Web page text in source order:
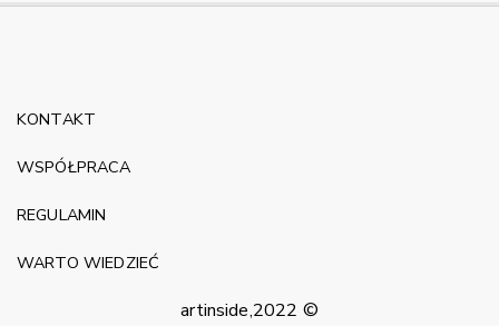
artinside,2022 ©
KONTAKT
WSPÓŁPRACA
REGULAMIN
WARTO WIEDZIEĆ